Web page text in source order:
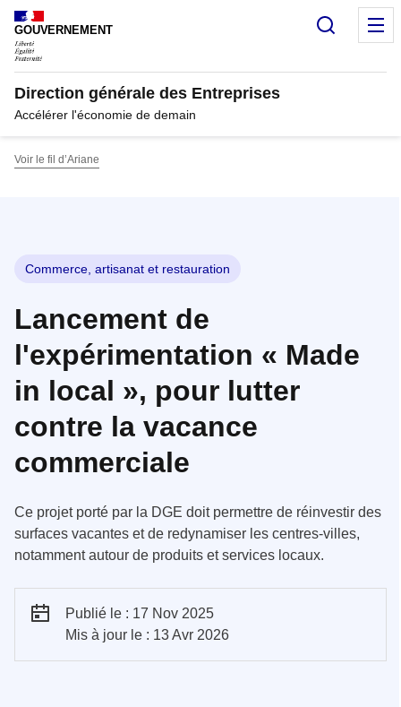
Panneau de gestion des cookies
GOUVERNEMENT
Direction générale des Entreprises
Accélérer l'économie de demain
Voir le fil d’Ariane
Commerce, artisanat et restauration
Lancement de
l'expérimentation « Made
in local », pour lutter
contre la vacance
commerciale
Ce projet porté par la DGE doit permettre de réinvestir des
surfaces vacantes et de redynamiser les centres-villes,
notamment autour de produits et services locaux.
Publié le : 17 Nov 2025
Mis à jour le : 13 Avr 2026